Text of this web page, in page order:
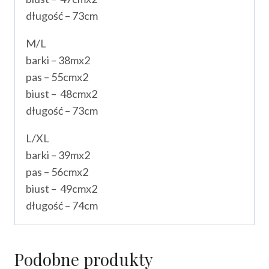
długość – 73cm
M/L
barki – 38mx2
pas – 55cmx2
biust – 48cmx2
długość – 73cm
L/XL
barki – 39mx2
pas – 56cmx2
biust – 49cmx2
długość – 74cm
Podobne produkty